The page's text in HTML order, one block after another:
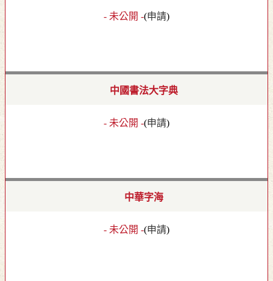
- 未公開 -(申請)
中國書法大字典
- 未公開 -(申請)
中華字海
- 未公開 -(申請)